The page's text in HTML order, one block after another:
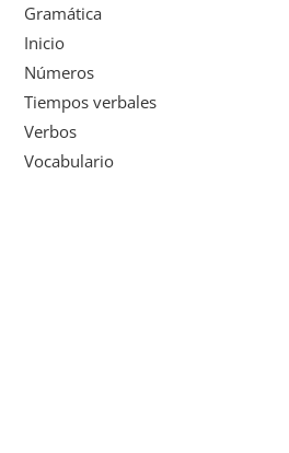
Gramática
Inicio
Números
Tiempos verbales
Verbos
Vocabulario